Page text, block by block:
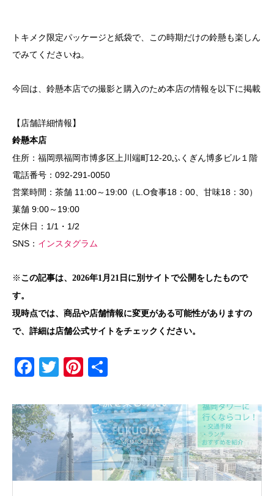
トキメク限定パッケージと紙袋で、この時期だけの鈴懸も楽しん
でみてくださいね。
今回は、鈴懸本店での撮影と購入のため本店の情報を以下に掲載
【店舗詳細情報】
鈴懸本店
住所：福岡県福岡市博多区上川端町12-20ふくぎん博多ビル１階
電話番号：092-291-0050
営業時間：茶舗 11:00～19:00（L.O食事18：00、甘味18：30）
菓舗 9:00～19:00
定休日：1/1・1/2
SNS： インスタグラム
※ この記事は、2026年1月21日に別サイトで公開をしたもので
す。
現時点では、商品や店舗情報に変更がある可能性がありますの
で、詳細は店舗公式サイトをチェックください。
F
c
e
b
o
o
T
tt
er
Pi
er
e
st